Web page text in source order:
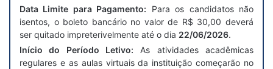
Data Limite para Pagamento: Para os candidatos não
isentos, o boleto bancário no valor de R$ 30,00 deverá
ser quitado impreterivelmente até o dia 22/06/2026.
Início do Período Letivo: As atividades acadêmicas
regulares e as aulas virtuais da instituição começarão no